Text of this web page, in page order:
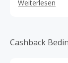
steht unter der
Top-Priorität
versuchen den
Weiterlesen
Cashback